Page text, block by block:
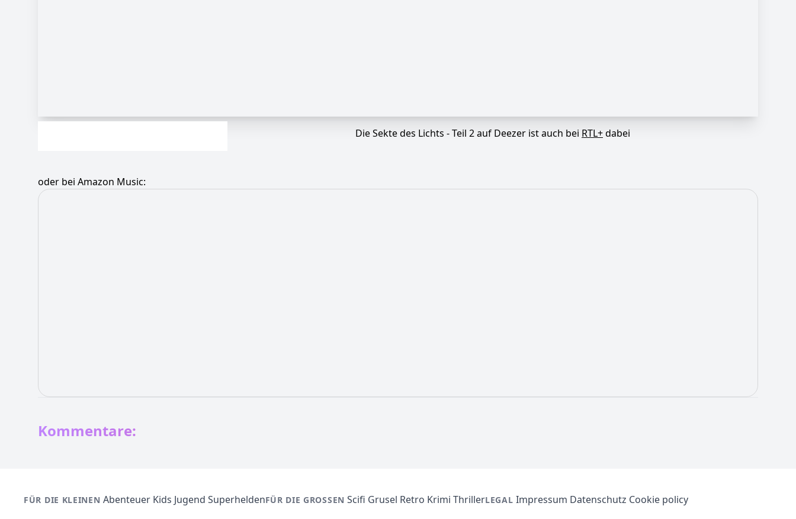
Die Sekte des Lichts - Teil 2 auf Deezer ist auch bei RTL+dabei
oder bei Amazon Music:
Kommentare:
FÜR DIE KLEINEN Abenteuer Kids Jugend SuperheldenFÜR DIE GROSSEN Scifi Grusel Retro Krimi ThrillerLEGAL Impressum Datenschutz Cookie policy